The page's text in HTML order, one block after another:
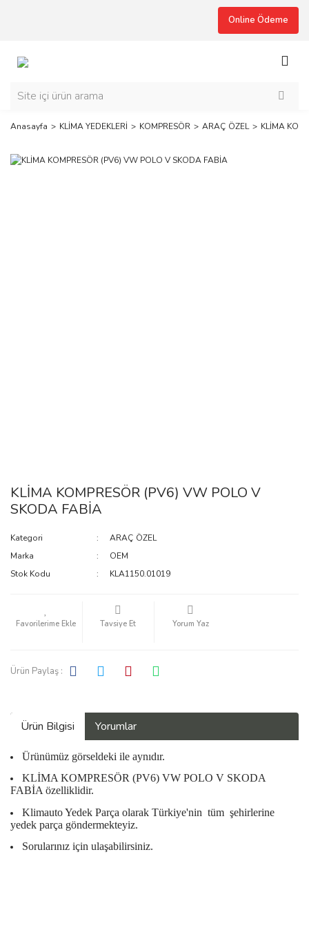
Online Ödeme
Anasayfa KLİMA YEDEKLERİ KOMPRESÖR ARAÇ ÖZEL KLİMA
KLİMA KOMPRESÖR (PV6) VW POLO V
SKODA FABİA
Kategori
ARAÇ ÖZEL
Marka
OEM
Stok Kodu
KLA1150.01019
Tavsiye Et Yorum Yaz
Ürün Paylaş :
Ürün Bilgisi Yorumlar
Ürünümüz görseldeki ile aynıdır.
KLİMA KOMPRESÖR (PV6) VW POLO V SKODA
FABİA özelliklidir.
Klimauto Yedek Parça olarak Türkiye'nin tüm şehirlerine
yedek parça göndermekteyiz.
Sorularınız için ulaşabilirsiniz.